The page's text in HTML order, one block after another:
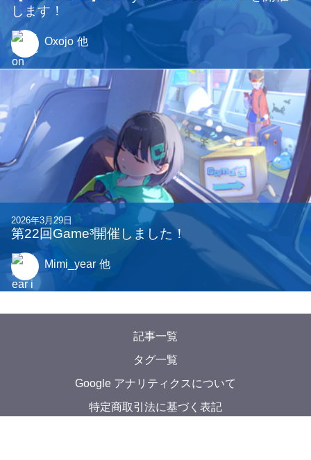
2026年5月12日
traP 合作コンピ Vol.1 をリリースしました！
Oxojo
2026年4月11日
します！